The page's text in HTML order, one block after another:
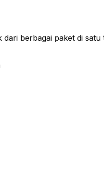
berbagai paket di satu